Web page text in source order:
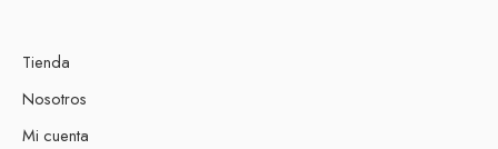
Tienda
Nosotros
Mi cuenta